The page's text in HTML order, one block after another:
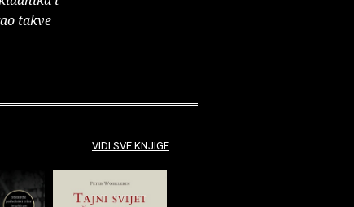
takve
VIDI SVE KNJIGE